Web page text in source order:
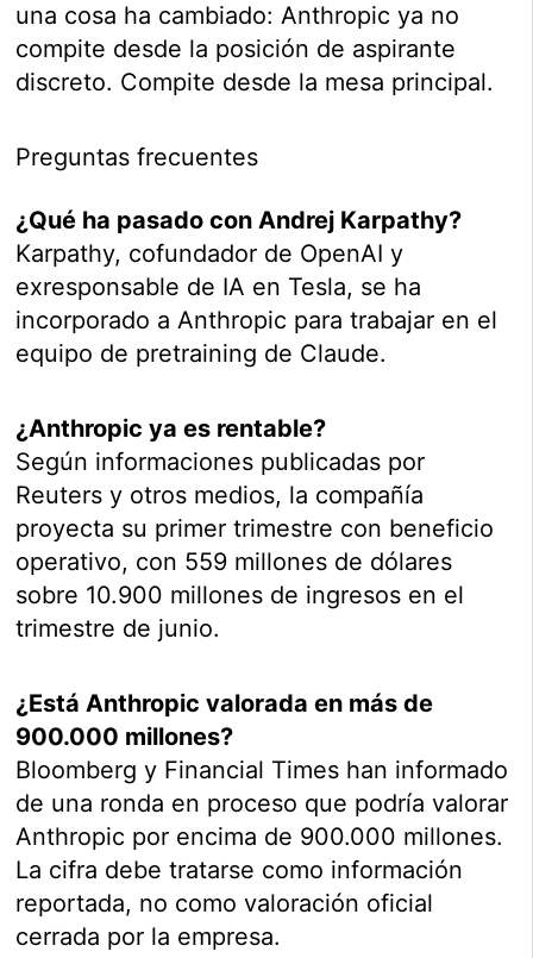
una cosa ha cambiado: Anthropic ya no
compite desde la posición de aspirante
discreto. Compite desde la mesa principal.
Preguntas frecuentes
¿Qué ha pasado con Andrej Karpathy?
Karpathy, cofundador de OpenAI y
exresponsable de IA en Tesla, se ha
incorporado a Anthropic para trabajar en el
equipo de pretraining de Claude.
¿Anthropic ya es rentable?
Según informaciones publicadas por
Reuters y otros medios, la compañía
proyecta su primer trimestre con beneficio
operativo, con 559 millones de dólares
sobre 10.900 millones de ingresos en el
trimestre de junio.
¿Está Anthropic valorada en más de
900.000 millones?
Bloomberg y Financial Times han informado
de una ronda en proceso que podría valorar
Anthropic por encima de 900.000 millones.
La cifra debe tratarse como información
reportada, no como valoración oficial
cerrada por la empresa.